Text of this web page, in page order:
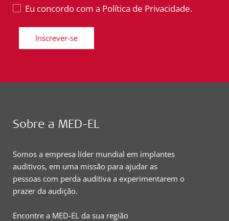
Eu concordo com a Política de Privacidade.
Inscrever-se
Sobre a MED-EL
Somos a empresa líder mundial em implantes
auditivos, em uma missão para ajudar as
pessoas com perda auditiva a experimentarem o
prazer da audição.
Encontre a MED-EL da sua região